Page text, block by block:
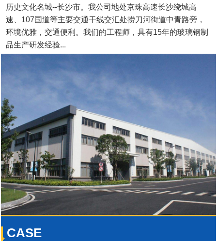
历史文化名城--长沙市。我公司地处京珠高速长沙绕城高
速、107国道等主要交通干线交汇处捞刀河街道中青路旁，
环境优雅，交通便利。我们的工程师，具有15年的玻璃钢制
品生产研发经验...
CASE